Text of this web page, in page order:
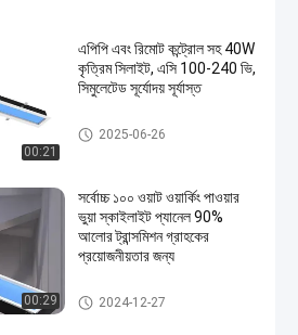
00:21
এপিপি এবং রিমোট কন্ট্রোল সহ 40W
কৃত্রিম সিলাইট, এসি 100-240 ভি,
সিমুলেটেড সূর্যোদয় সূর্যাস্ত
LED সিলিং প্যানেল আলো
2025-06-26
00:29
সর্বোচ্চ ১০০ ওয়াট ওয়ার্কিং পাওয়ার
ভুয়া স্কাইলাইট প্যানেল 90%
আলোর ট্রান্সমিশন গ্রাহকের
প্রয়োজনীয়তার জন্য
ভুল স্কাইলাইট প্যানেল
2024-12-27